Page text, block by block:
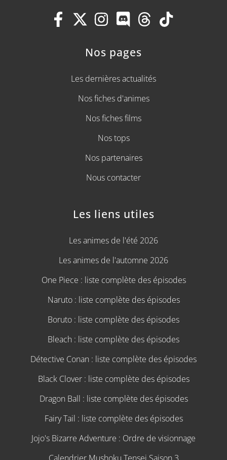
Nos pages
Les dernières actualités
Nos fiches d'animes
Nos fiches films
Nos tops
Nos partenaires
Nous contacter
Les liens utiles
Les animes de l'été 2026
Les animes de l'automne 2026
One Piece : liste complète des épisodes
Naruto : liste complète des épisodes
Boruto : liste complète des épisodes
Bleach : liste complète des épisodes
Détective Conan : liste complète des épisodes
Black Clover : liste complète des épisodes
Dragon Ball : liste complète des épisodes
Fairy Tail : liste complète des épisodes
Jojo's Bizarre Adventure : Ordre de visionnage